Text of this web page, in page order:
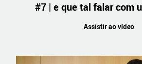
#7 | e que tal falar com
Assistir ao vídeo